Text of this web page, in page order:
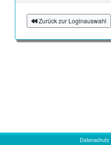
Zurück zur Loginauswahl
Datenschutz